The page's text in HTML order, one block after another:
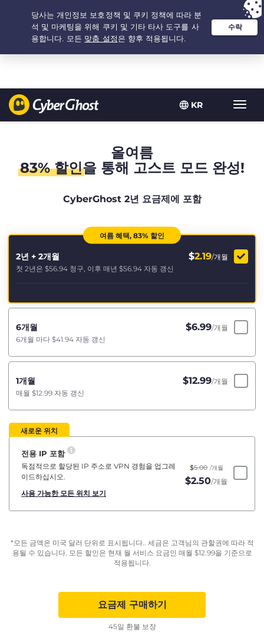
KR
탐
색
추천 옵션: 최저가 - 2.1666666666667년 $ 2.19 /개월
올여름
83% 할인을 통해 고스트 모드 완성!
CyberGhost 2년 요금제에 포함
여름 혜택, 83% 할인
2년 + 2개월 $2.19/개월
첫 2년은 $56.94 청구, 이후 매년 $56.94 자동 갱신
6개월 $6.99/개월
6개월 마다 $41.94 자동 갱신
1개월 $12.99/개월
매월 $12.99 자동 갱신
새로운 위치
전용 IP 포함
독점적으로 할당된 IP 주소로 VPN 경험을 업그레
이드하십시오.
사용 가능한 모든 위치 보기
$5.00 /개월
$2.50/개월
*모든 금액은 미국 달러 단위로 표시됩니다.. 세금은 고객님의 관할권에 따라 적
용될 수 있습니다. 모든 할인은 현재 월 서비스 요금인 매월 $12.99을 기준으로
적용됩니다.
요금제 구매하기
45일 환불 보장